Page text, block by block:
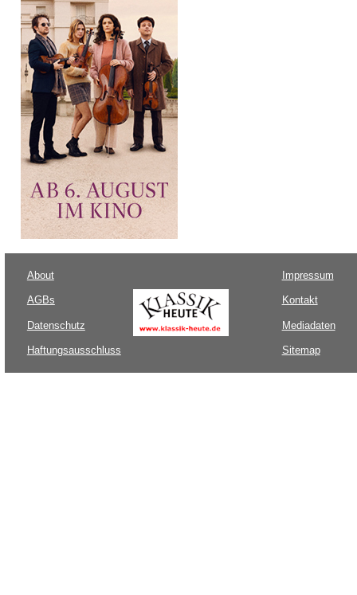
About
AGBs
Datenschutz
Haftungsausschluss
Impressum
Kontakt
Mediadaten
Sitemap